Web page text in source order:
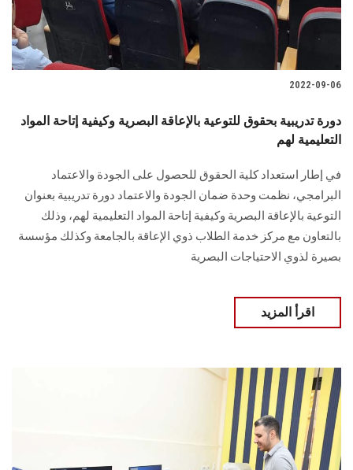
2022-09-06
دورة تدريبية بحقوق للتوعية بالإعاقة البصرية وكيفية إتاحة المواد
التعليمية لهم
في إطار استعداد كلية الحقوق للحصول على الجودة والاعتماد
البرامجي، نظمت وحدة ضمان الجودة والاعتماد دورة تدريبية بعنوان
التوعية بالإعاقة البصرية وكيفية إتاحة المواد التعليمية لهم، وذلك
بالتعاون مع مركز خدمة الطلاب ذوي الإعاقة بالجامعة وكذلك مؤسسة
بصيرة لذوي الاحتياجات البصرية
اقرأ المزيد